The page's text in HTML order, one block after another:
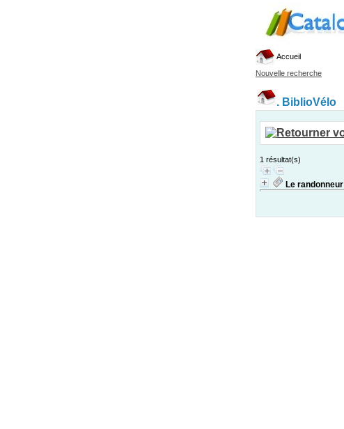
Accueil
Nouvelle recherche
. BiblioVélo
1 résultat(s)
Le randonneur